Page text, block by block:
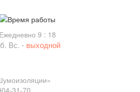
Ежедневно 9 : 18
Вс. - выходной
31-70